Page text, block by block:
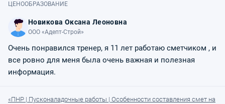
ЦЕНООБРАЗОВАНИЕ
Новикова Оксана Леоновна
ООО «Адепт-Строй»
Очень понравился тренер, я 11 лет работаю сметчиком , и
все ровно для меня была очень важная и полезная
информация.
«ПНР | Пусконаладочные работы | Особенности составления смет на